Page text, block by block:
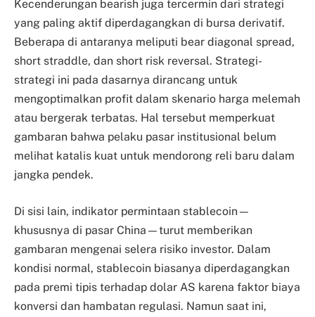
Kecenderungan bearish juga tercermin dari strategi
yang paling aktif diperdagangkan di bursa derivatif.
Beberapa di antaranya meliputi bear diagonal spread,
short straddle, dan short risk reversal. Strategi-
strategi ini pada dasarnya dirancang untuk
mengoptimalkan profit dalam skenario harga melemah
atau bergerak terbatas. Hal tersebut memperkuat
gambaran bahwa pelaku pasar institusional belum
melihat katalis kuat untuk mendorong reli baru dalam
jangka pendek.
Di sisi lain, indikator permintaan stablecoin—
khususnya di pasar China—turut memberikan
gambaran mengenai selera risiko investor. Dalam
kondisi normal, stablecoin biasanya diperdagangkan
pada premi tipis terhadap dolar AS karena faktor biaya
konversi dan hambatan regulasi. Namun saat ini,